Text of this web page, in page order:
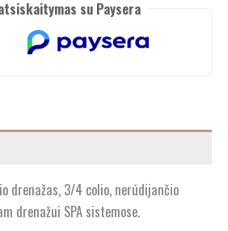
su Paysera
drenažas, 3/4 colio, nerūdijančio
drenažui SPA sistemose.